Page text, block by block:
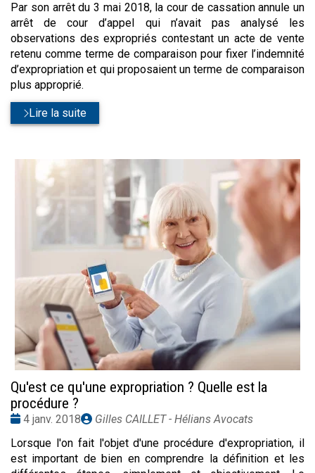
Par son arrêt du 3 mai 2018, la cour de cassation annule un
arrêt de cour d’appel qui n’avait pas analysé les
observations des expropriés contestant un acte de vente
retenu comme terme de comparaison pour fixer l’indemnité
d’expropriation et qui proposaient un terme de comparaison
plus approprié.
Lire la suite
Qu'est ce qu'une expropriation ? Quelle est la
procédure ?
Date
4 janv. 2018
Publié
Gilles CAILLET - Hélians Avocats
Lorsque l'on fait l'objet d'une procédure d'expropriation, il
est important de bien en comprendre la définition et les